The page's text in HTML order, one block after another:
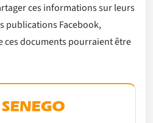
ces informations sur leurs
publications Facebook,
ces documents pourraient être